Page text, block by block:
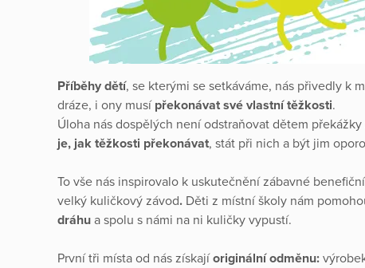
Příběhy dětí, se kterými se setkáváme, nás přivedly k
dráze, i ony musí překonávat své vlastní těžkosti.
Úloha nás dospělých není odstraňovat dětem
je, jak těžkosti překonávat, stát při nich a být jim
To vše nás inspirovalo k uskutečnění zábavné
velký kuličkový závod. Děti z místní školy nám
dráhu a spolu s námi na ni kuličky vypustí.
První tři místa od nás získajíoriginální odměnu: